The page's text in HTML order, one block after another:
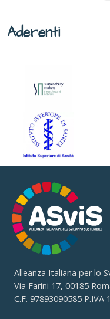
Aderenti
Alleanza Italiana per lo
Via Farini 17, 00185
C.F. 97893090585 P.IVA